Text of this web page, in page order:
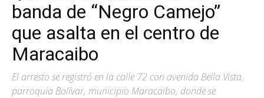
banda de “Negro Camejo”
que asalta en el centro de
Maracaibo
El arresto se registró en la calle 72 con avenida Bella Vista,
parroquia Bolívar, municipio Maracaibo, donde se